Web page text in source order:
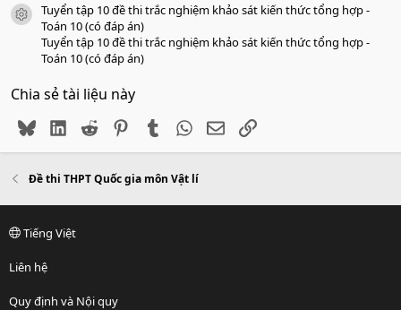
icon tài liệu
Tuyển tập 10 đề thi trắc nghiệm khảo sát kiến thức tổng hợp -
Toán 10 (có đáp án)
Tuyển tập 10 đề thi trắc nghiệm khảo sát kiến thức tổng hợp -
Toán 10 (có đáp án)
Chia sẻ tài liệu này
BlueskyLinkedIn
Reddit PinterestTumblr WhatsApp
EmailLink
Đề thi THPT Quốc gia môn Vật lí
Tiếng Việt
Liên hệ
Quy định và Nội quy